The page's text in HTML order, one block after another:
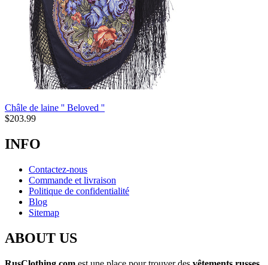
Châle de laine '' Beloved ''
$203.99
INFO
Contactez-nous
Commande et livraison
Politique de confidentialité
Blog
Sitemap
ABOUT US